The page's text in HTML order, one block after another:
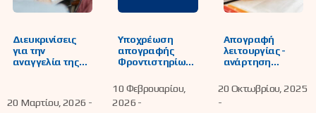
Διευκρινίσεις
για την
αναγγελία της
διδασκαλίας σε
20 Μαρτίου, 2026 -
Υποχρέωση
απογραφής
Φροντιστηρίων
Ξένων Γλωσσών
στο ΟΠΣ-ΑΔΕ
«Openbusiness»
10 Φεβρουαρίου,
2026 -
Απογραφή
λειτουργίας -
ανάρτηση
γνωστοποίησης
Φροντιστηρίων
20 Οκτωβρίου, 2025
-